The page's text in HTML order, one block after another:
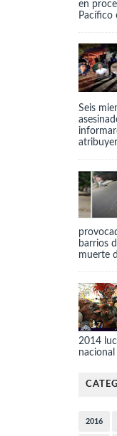
en
Pacífico
Seis
barrios
muerte
2014
nacional
2016